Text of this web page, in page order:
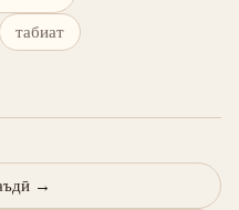
табиат
→